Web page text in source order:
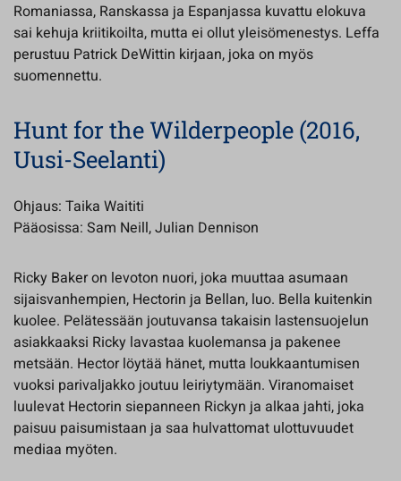
Romaniassa, Ranskassa ja Espanjassa kuvattu elokuva
sai kehuja kriitikoilta, mutta ei ollut yleisömenestys. Leffa
perustuu Patrick DeWittin kirjaan, joka on myös
suomennettu.
Hunt for the Wilderpeople (2016,
Uusi-Seelanti)
Ohjaus: Taika Waititi
Pääosissa: Sam Neill, Julian Dennison
Ricky Baker on levoton nuori, joka muuttaa asumaan
sijaisvanhempien, Hectorin ja Bellan, luo. Bella kuitenkin
kuolee. Pelätessään joutuvansa takaisin lastensuojelun
asiakkaaksi Ricky lavastaa kuolemansa ja pakenee
metsään. Hector löytää hänet, mutta loukkaantumisen
vuoksi parivaljakko joutuu leiriytymään. Viranomaiset
luulevat Hectorin siepanneen Rickyn ja alkaa jahti, joka
paisuu paisumistaan ja saa hulvattomat ulottuvuudet
mediaa myöten.